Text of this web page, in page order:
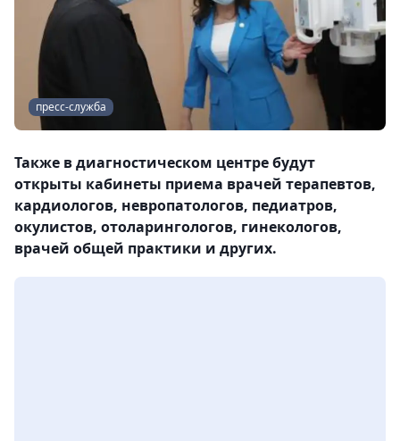
пресс-служба
Также в диагностическом центре будут
открыты кабинеты приема врачей терапевтов,
кардиологов, невропатологов, педиатров,
окулистов, отоларингологов, гинекологов,
врачей общей практики и других.